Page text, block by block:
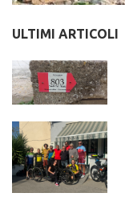
ULTIMI ARTICOLI